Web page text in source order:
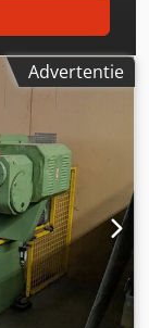
Advertentie